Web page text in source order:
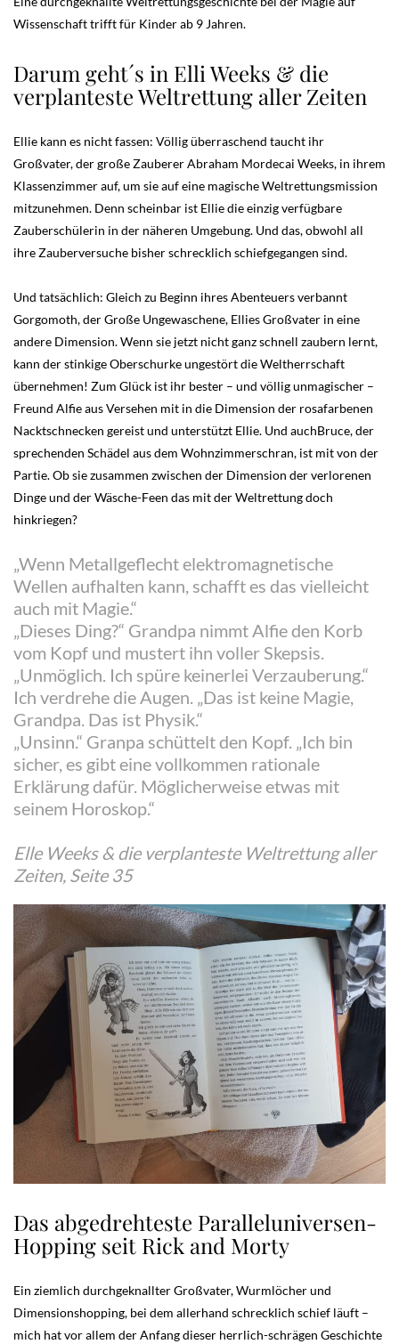
Wissenschaft trifft für Kinder ab 9 Jahren.
Darum geht´s in Elli Weeks & die
verplanteste Weltrettung aller Zeiten
Ellie kann es nicht fassen: Völlig überraschend taucht ihr
Großvater, der große Zauberer Abraham Mordecai Weeks, in ihrem
Klassenzimmer auf, um sie auf eine magische Weltrettungsmission
mitzunehmen. Denn scheinbar ist Ellie die einzig verfügbare
Zauberschülerin in der näheren Umgebung. Und das, obwohl all
ihre Zauberversuche bisher schrecklich schiefgegangen sind.
Und tatsächlich: Gleich zu Beginn ihres Abenteuers verbannt
Gorgomoth, der Große Ungewaschene, Ellies Großvater in eine
andere Dimension. Wenn sie jetzt nicht ganz schnell zaubern lernt,
kann der stinkige Oberschurke ungestört die Weltherrschaft
übernehmen! Zum Glück ist ihr bester – und völlig unmagischer –
Freund Alfie aus Versehen mit in die Dimension der rosafarbenen
Nacktschnecken gereist und unterstützt Ellie. Und auchBruce, der
sprechenden Schädel aus dem Wohnzimmerschran, ist mit von der
Partie. Ob sie zusammen zwischen der Dimension der verlorenen
Dinge und der Wäsche-Feen das mit der Weltrettung doch
hinkriegen?
„Wenn Metallgeflecht elektromagnetische
Wellen aufhalten kann, schafft es das vielleicht
auch mit Magie.“
„Dieses Ding?“ Grandpa nimmt Alfie den Korb
vom Kopf und mustert ihn voller Skepsis.
„Unmöglich. Ich spüre keinerlei Verzauberung.“
Ich verdrehe die Augen. „Das ist keine Magie,
Grandpa. Das ist Physik.“
„Unsinn.“ Granpa schüttelt den Kopf. „Ich bin
sicher, es gibt eine vollkommen rationale
Erklärung dafür. Möglicherweise etwas mit
seinem Horoskop.“
Elle Weeks & die verplanteste Weltrettung aller
Zeiten, Seite 35
Das abgedrehteste Paralleluniversen-
Hopping seit Rick and Morty
Ein ziemlich durchgeknallter Großvater, Wurmlöcher und
Dimensionshopping, bei dem allerhand schrecklich schief läuft –
mich hat vor allem der Anfang dieser herrlich-schrägen Geschichte